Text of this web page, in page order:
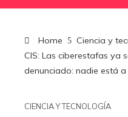
Home
Ciencia y
CIS: Las ciberestafas ya
denunciado: nadie está
CIENCIA Y TECNOLOGÍA